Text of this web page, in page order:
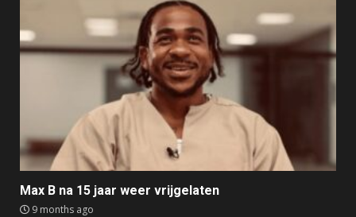
Max B na 15 jaar weer vrijgelaten
9 months ago